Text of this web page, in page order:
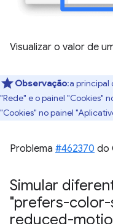
Visualizar o valor de
Observação:a principal
"Rede" e o painel "Cookies"
"Cookies" no painel
Problema #462370 do
Simular
"prefers-color-
reduced-